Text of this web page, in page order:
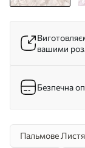
вашими
Безпечна
Пальмове Листя